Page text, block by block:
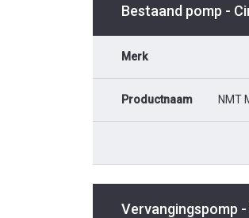
Bestaand pomp -
Merk
Productnaam NMT
Vervangingspomp